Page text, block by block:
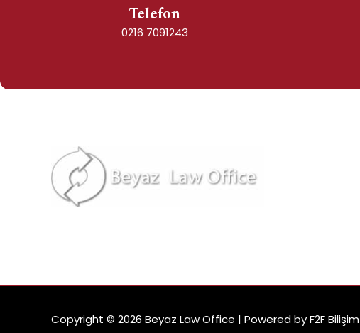
Telefon
0216 7091243
Copyright © 2026 Beyaz Law Office | Powered by F2F Bilişim